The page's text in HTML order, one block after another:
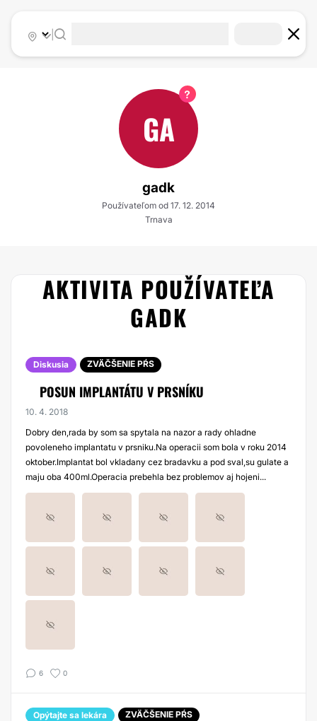
|
GA
gadk
Používateľom od 17. 12. 2014
Trnava
AKTIVITA POUŽÍVATEĽA
GADK
Diskusia ZVÄČŠENIE PŔS
POSUN IMPLANTÁTU V PRSNÍKU
10. 4. 2018
Dobry den,rada by som sa spytala na nazor a rady ohladne
povoleneho implantatu v prsniku.Na operacii som bola v roku 2014
oktober.Implantat bol vkladany cez bradavku a pod sval,su gulate a
maju oba 400ml.Operacia prebehla bez problemov aj hojeni...
6 0
Opýtajte sa lekára ZVÄČŠENIE PŔS